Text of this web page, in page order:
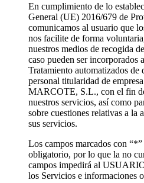
En cumplimiento de lo
General (UE) 2016/679 de
comunicamos al usuario que
nos facilite de forma
nuestros medios de recogida
caso pueden ser incorporados
Tratamiento automatizados de
personal titularidad de
MARCOTE, S.L., con el fin
nuestros servicios, así como
sobre cuestiones relativas a la
sus servicios.
Los campos marcados con
obligatorio, por lo que la no
campos impedirá al
los Servicios e informaciones